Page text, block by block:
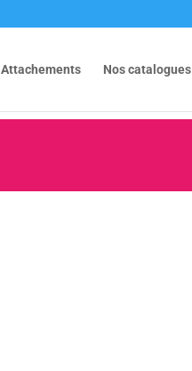
Attachements Nos catalogues